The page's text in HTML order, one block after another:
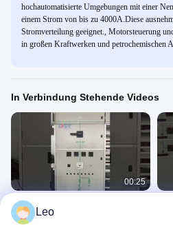
hochautomatisierte Umgebungen mit einer
einem Strom von bis zu 4000A.Diese
Stromverteilung geeignet., Motorsteuerung
in großen Kraftwerken und petrochemischen
In Verbindung Stehende Videos
00:25
GGJ-Schaltanlage mit 380/660V &
≤3150A Nennstrom
Leo